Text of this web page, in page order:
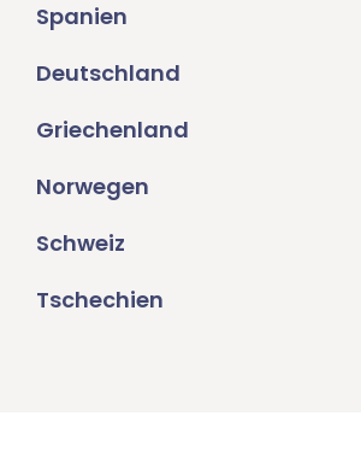
Spanien
Deutschland
Griechenland
Norwegen
Schweiz
Tschechien